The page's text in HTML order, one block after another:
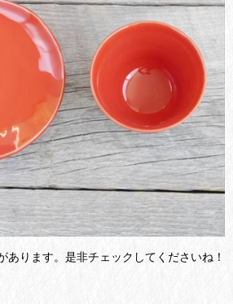
あります。是非チェックしてくださいね！